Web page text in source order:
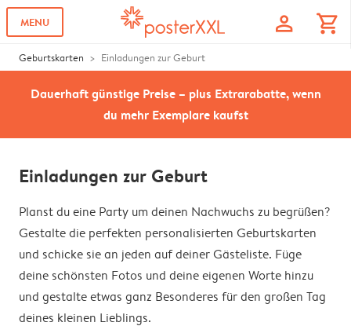
MENU profile shopping_cart
Geburtskarten Einladungen zur Geburt
Dauerhaft günstige Preise – plus Extrarabatte, wenn
du mehr Exemplare kaufst
Einladungen zur Geburt
Planst du eine Party um deinen Nachwuchs zu begrüßen?
Gestalte die perfekten personalisierten Geburtskarten
und schicke sie an jeden auf deiner Gästeliste. Füge
deine schönsten Fotos und deine eigenen Worte hinzu
und gestalte etwas ganz Besonderes für den großen Tag
deines kleinen Lieblings.